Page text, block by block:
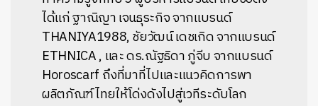
ได้แก่ ฐาณิญา เจนธุระกิจ จากแบรนด์
THANIYA1988, ชัยวัฒน์ เดชเกิด จากแบรนด์
ETHNICA , และ ดร.ณัฐธิดา ภู่จีบ จากแบรนด์
Horoscarf ถึงที่มาที่ไปและแนวคิดการพา
ผลิตภัณฑ์ไทยให้โด่งดังไปสู่เวทีระดับโลก